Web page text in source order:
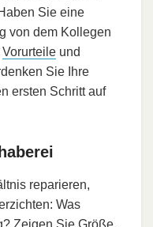
Sie eine
von dem Kollegen
Vorurteile und
Sie Ihre
ersten Schritt auf
reparieren,
Was